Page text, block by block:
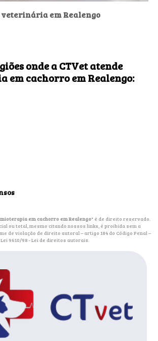
em Realengo
onde a CTVet atende
em cachorro em Realengo:
em cachorro em Realengo" é de direito reservado.
ou total, mesmo citando nossos links, é proibida sem a
de violação de direito autoral – artigo 184 do Código Penal –
Lei 9610/98 - Lei de direitos autorais